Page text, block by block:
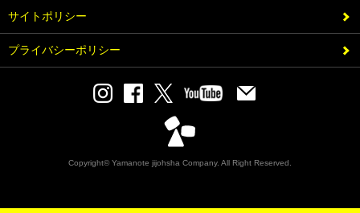
サイトポリシー
プライバシーポリシー
Copyright© Yamanote jijohsha Company. All Right Reserved.